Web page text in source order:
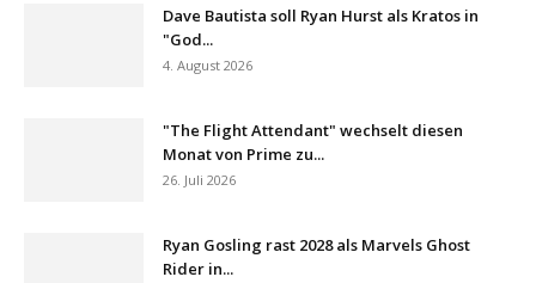
Dave Bautista soll Ryan Hurst als Kratos in
"God...
4. August 2026
"The Flight Attendant" wechselt diesen
Monat von Prime zu...
26. Juli 2026
Ryan Gosling rast 2028 als Marvels Ghost
Rider in...